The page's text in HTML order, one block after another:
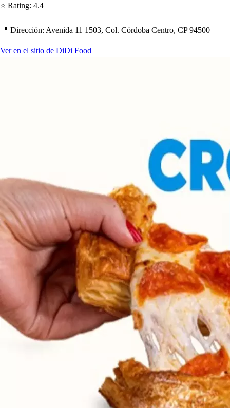
⭐ Rating: 4.4
📍 Dirección: Avenida 11 1503, Col. Córdoba Centro, CP 94500
Ver en el sitio de DiDi Food